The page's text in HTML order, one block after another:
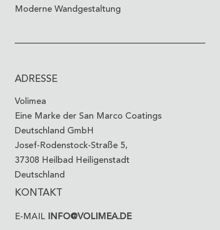
Moderne Wandgestaltung
ADRESSE
Volimea
Eine Marke der San Marco Coatings
Deutschland GmbH
Josef-Rodenstock-Straße 5,
37308 Heilbad Heiligenstadt
Deutschland
KONTAKT
E-MAIL INFO@VOLIMEA.DE